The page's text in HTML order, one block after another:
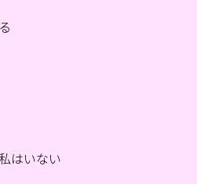
はいない